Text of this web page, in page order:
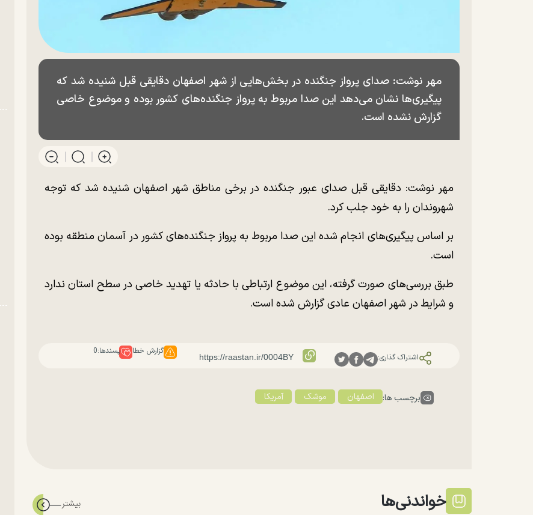
مهر نوشت: صدای پرواز جنگنده در بخش‌هایی از شهر اصفهان دقایقی قبل شنیده شد که
پیگیری‌ها نشان می‌دهد این صدا مربوط به پرواز جنگنده‌های کشور بوده و موضوع خاصی
گزارش نشده است.
مهر نوشت: دقایقی قبل صدای عبور جنگنده در برخی مناطق شهر اصفهان شنیده شد که توجه
شهروندان را به خود جلب کرد.
بر اساس پیگیری‌های انجام شده این صدا مربوط به پرواز جنگنده‌های کشور در آسمان منطقه بوده
است.
طبق بررسی‌های صورت گرفته، این موضوع ارتباطی با حادثه یا تهدید خاصی در سطح استان ندارد
و شرایط در شهر اصفهان عادی گزارش شده است.
اشتراک گذاری:
گزارش خطا پسندها:0
برچسب ها: اصفهان موشک آمریکا
خواندنی‌ها